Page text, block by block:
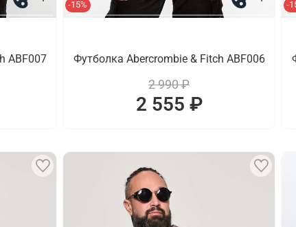
ABF007
-15%
Футболка Abercrombie & Fitch ABF006
2 990 ₽
2 555 ₽
-